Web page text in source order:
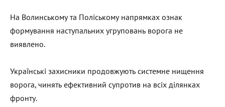
На Волинському та Поліському напрямках ознак
формування наступальних угруповань ворога не
виявлено.
Українські захисники продовжують системне нищення
ворога, чинять ефективний супротив на всіх ділянках
фронту.